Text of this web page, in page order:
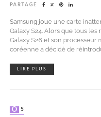
PARTAGE
Samsung joue une carte
Galaxy S24. Alors que tous
Galaxy S26 et son processeur
coréenne a décidé de
LIRE PLUS
OS